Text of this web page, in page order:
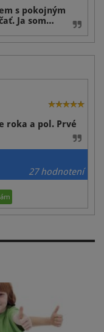
s pokojným
Ja som…
roka a pol. Prvé
27 hodnotení